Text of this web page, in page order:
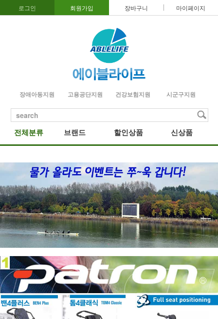
로그인 회원가입 장바구니 마이페이지
장애아동지원 고용공단지원 건강보험지원 시군구지원
search
전체분류 브랜드 할인상품 신상품